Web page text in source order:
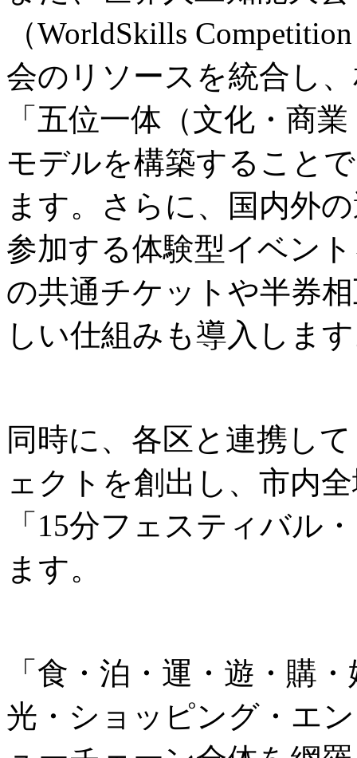
（WorldSkills
会のリソースを統合し
「五位一体（文化・商
モデルを構築すること
ます。さらに、国内外
参加する体験型イベン
の共通チケットや半券
しい仕組みも導入しま
同時に、各区と連携し
ェクトを創出し、市内
「15分フェスティバル
ます。
「食・泊・運・遊・購
光・ショッピング・エ